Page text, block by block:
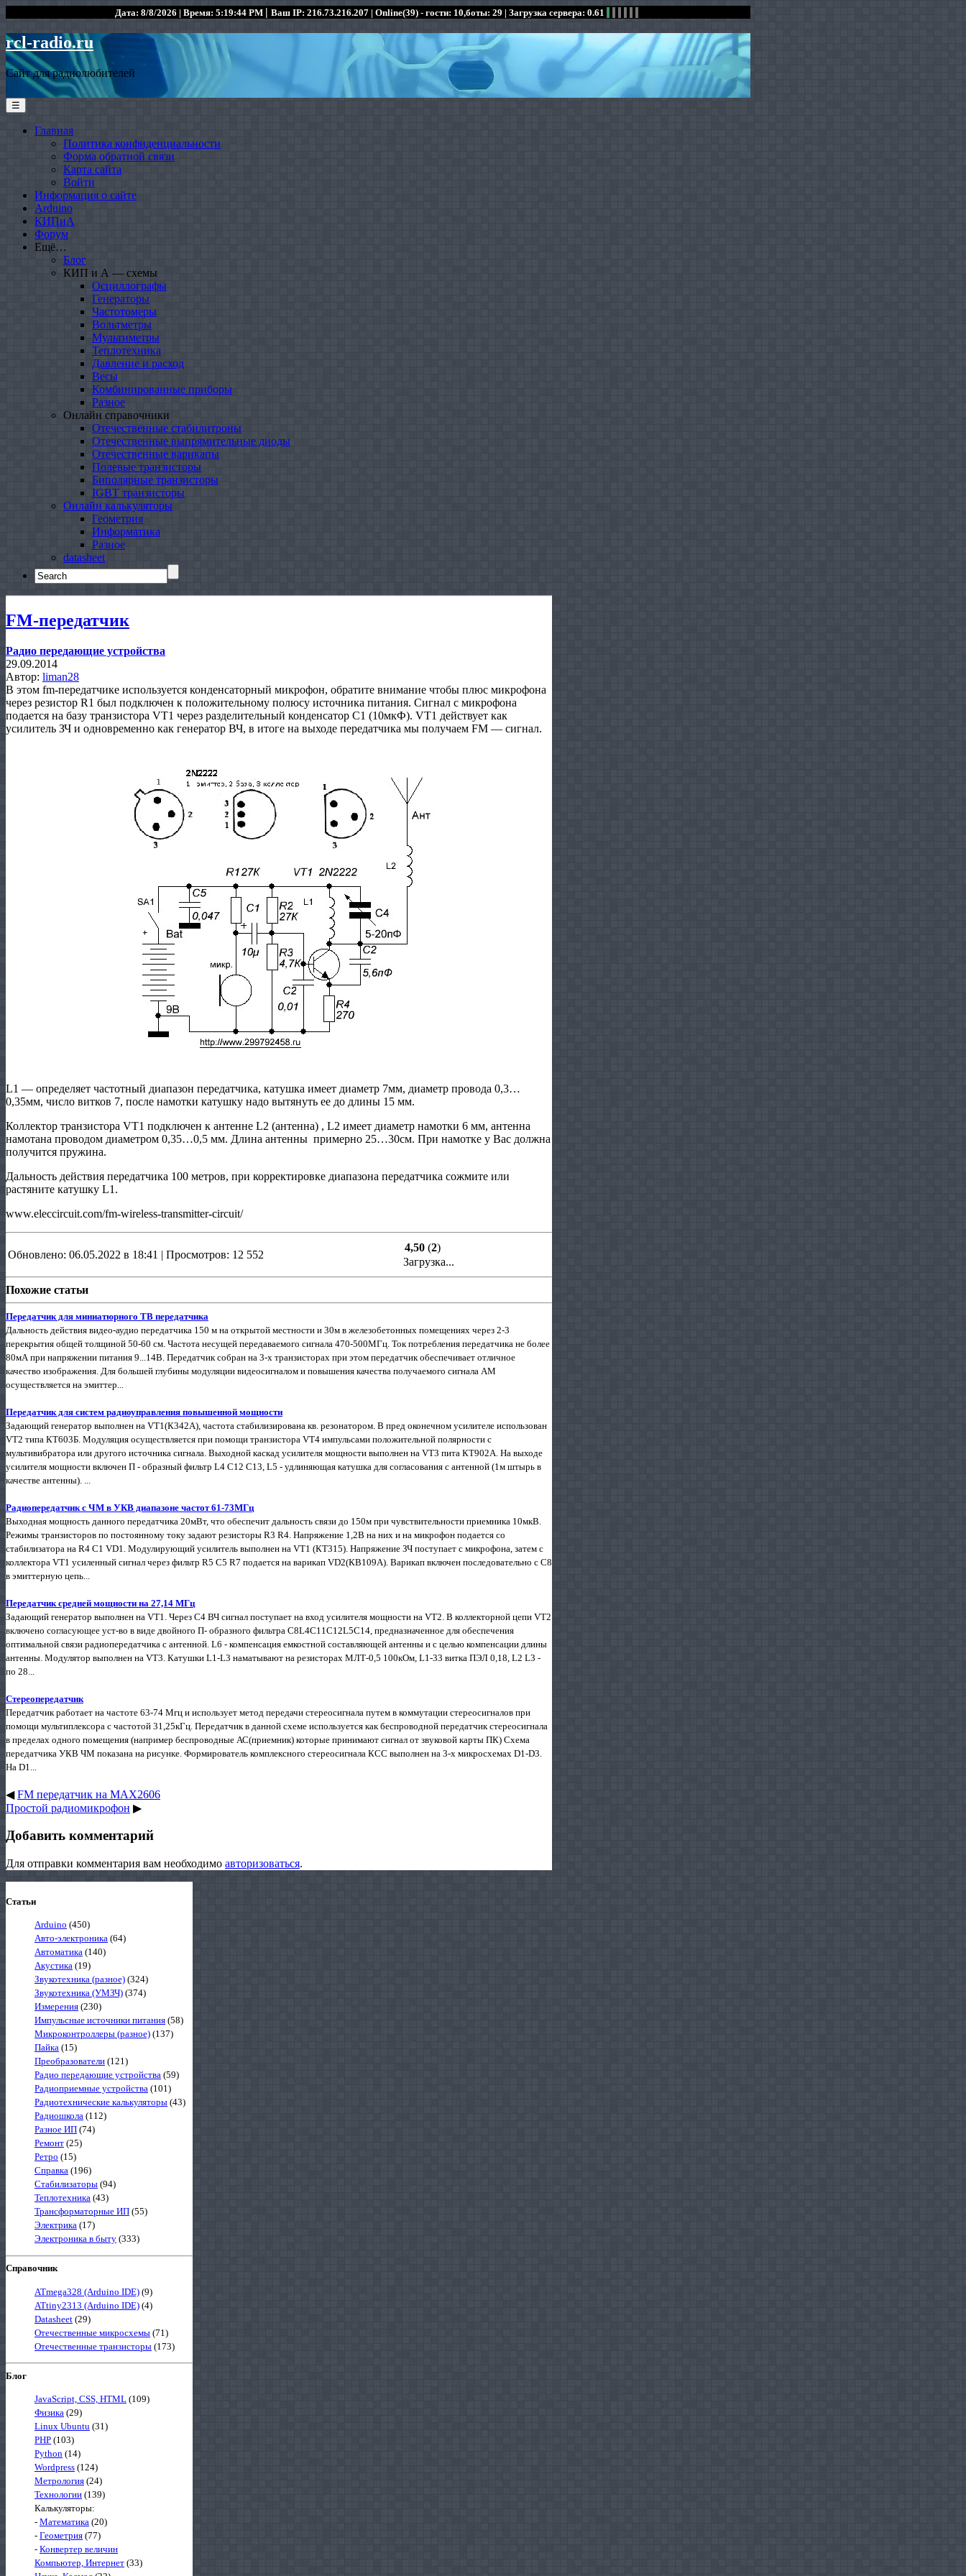
Дата: 8/8/2026 | Время: 5:19:44 PM | Ваш IP: 216.73.216.207 | Online(39) - гости: 10,боты: 29 | Загрузка сервера: 0.61
rcl-radio.ru
Сайт для радиолюбителей
☰
Главная
Политика конфиденциальности
Форма обратной связи
Карта сайта
Войти
Информация о сайте
Arduino
КИПиА
Форум
Ещё…
Блог
КИП и А — схемы
Осциллографы
Генераторы
Частотомеры
Вольтметры
Мультиметры
Теплотехника
Давление и расход
Весы
Комбинированные приборы
Разное
Онлайн справочники
Отечественные стабилитроны
Отечественные выпрямительные диоды
Отечественные варикапы
Полевые транзисторы
Биполярные транзисторы
IGBT транзисторы
Онлайн калькуляторы
Геометрия
Информатика
Разное
datasheet
Search
for:
FM-передатчик
Радио передающие устройства
29.09.2014
Автор: liman28
В этом fm-передатчике используется конденсаторный микрофон, обратите внимание чтобы плюс микрофона
через резистор R1 был подключен к положительному полюсу источника питания. Сигнал с микрофона
подается на базу транзистора VT1 через разделительный конденсатор С1 (10мкФ). VT1 действует как
усилитель ЗЧ и одновременно как генератор ВЧ, в итоге на выходе передатчика мы получаем FM — сигнал.
L1 — определяет частотный диапазон передатчика, катушка имеет диаметр 7мм, диаметр провода 0,3…
0,35мм, число витков 7, после намотки катушку надо вытянуть ее до длины 15 мм.
Коллектор транзистора VT1 подключен к антенне L2 (антенна) , L2 имеет диаметр намотки 6 мм, антенна
намотана проводом диаметром 0,35…0,5 мм. Длина антенны примерно 25…30см. При намотке у Вас должна
получится пружина.
Дальность действия передатчика 100 метров, при корректировке диапазона передатчика сожмите или
растяните катушку L1.
www.eleccircuit.com/fm-wireless-transmitter-circuit/
Обновлено: 06.05.2022 в 18:41 | Просмотров: 12 552
4,50 (2)
Загрузка...
Похожие статьи
Передатчик для миниатюрного ТВ передатчика
Дальность действия видео-аудио передатчика 150 м на открытой местности и 30м в железобетонных помещениях через 2-3
перекрытия общей толщиной 50-60 см. Частота несущей передаваемого сигнала 470-500МГц. Ток потребления передатчика не более
80мА при напряжении питания 9...14В. Передатчик собран на 3-х транзисторах при этом передатчик обеспечивает отличное
качество изображения. Для большей глубины модуляции видеосигналом и повышения качества получаемого сигнала АМ
осуществляется на эмиттер...
Передатчик для систем радиоуправления повышенной мощности
Задающий генератор выполнен на VT1(К342А), частота стабилизирована кв. резонатором. В пред оконечном усилителе использован
VT2 типа КТ603Б. Модуляция осуществляется при помощи транзистора VT4 импульсами положительной полярности с
мультивибратора или другого источника сигнала. Выходной каскад усилителя мощности выполнен на VT3 пита КТ902А. На выходе
усилителя мощности включен П - образный фильтр L4 C12 C13, L5 - удлиняющая катушка для согласования с антенной (1м штырь в
качестве антенны). ...
Радиопередатчик с ЧМ в УКВ диапазоне частот 61-73МГц
Выходная мощность данного передатчика 20мВт, что обеспечит дальность связи до 150м при чувствительности приемника 10мкВ.
Режимы транзисторов по постоянному току задают резисторы R3 R4. Напряжение 1,2В на них и на микрофон подается со
стабилизатора на R4 C1 VD1. Модулирующий усилитель выполнен на VT1 (КТ315). Напряжение ЗЧ поступает с микрофона, затем с
коллектора VT1 усиленный сигнал через фильтр R5 C5 R7 подается на варикап VD2(КВ109А). Варикап включен последовательно с С8
в эмиттерную цепь...
Передатчик средней мощности на 27,14 МГц
Задающий генератор выполнен на VT1. Через С4 ВЧ сигнал поступает на вход усилителя мощности на VT2. В коллекторной цепи VT2
включено согласующее уст-во в виде двойного П- образного фильтра С8L4C11C12L5C14, предназначенное для обеспечения
оптимальной связи радиопередатчика с антенной. L6 - компенсация емкостной составляющей антенны и с целью компенсации длины
антенны. Модулятор выполнен на VT3. Катушки L1-L3 наматывают на резисторах МЛТ-0,5 100кОм, L1-33 витка ПЭЛ 0,18, L2 L3 -
по 28...
Стереопередатчик
Передатчик работает на частоте 63-74 Мгц и использует метод передачи стереосигнала путем в коммутации стереосигналов при
помощи мультиплексора с частотой 31,25кГц. Передатчик в данной схеме используется как беспроводной передатчик стереосигнала
в пределах одного помещения (например беспроводные АС(приемник) которые принимают сигнал от звуковой карты ПК) Схема
передатчика УКВ ЧМ показана на рисунке. Формирователь комплексного стереосигнала КСС выполнен на 3-х микросхемах D1-D3.
На D1...
◀FM передатчик на MAX2606
Простой радиомикрофон ▶
Добавить комментарий
Для отправки комментария вам необходимо авторизоваться.
Статьи
Arduino (450)
Авто-электроника (64)
Автоматика (140)
Акустика (19)
Звукотехника (разное) (324)
Звукотехника (УМЗЧ) (374)
Измерения (230)
Импульсные источники питания (58)
Микроконтроллеры (разное) (137)
Пайка (15)
Преобразователи (121)
Радио передающие устройства (59)
Радиоприемные устройства (101)
Радиотехнические калькуляторы (43)
Радиошкола (112)
Разное ИП (74)
Ремонт (25)
Ретро (15)
Справка (196)
Стабилизаторы (94)
Теплотехника (43)
Трансформаторные ИП (55)
Электрика (17)
Электроника в быту (333)
Справочник
ATmega328 (Arduino IDE) (9)
ATtiny2313 (Arduino IDE) (4)
Datasheet (29)
Отечественные микросхемы (71)
Отечественные транзисторы (173)
Блог
JavaScript, CSS, HTML (109)
Физика (29)
Linux Ubuntu (31)
PHP (103)
Python (14)
Wordpress (124)
Метрология (24)
Технологии (139)
Калькуляторы:
- Математика (20)
- Геометрия (77)
- Конвертер величин
Компьютер, Интернет (33)